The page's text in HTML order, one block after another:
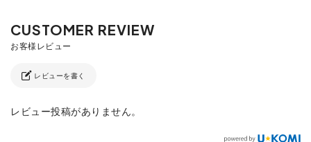
レビューを書く
レビュー投稿がありません。